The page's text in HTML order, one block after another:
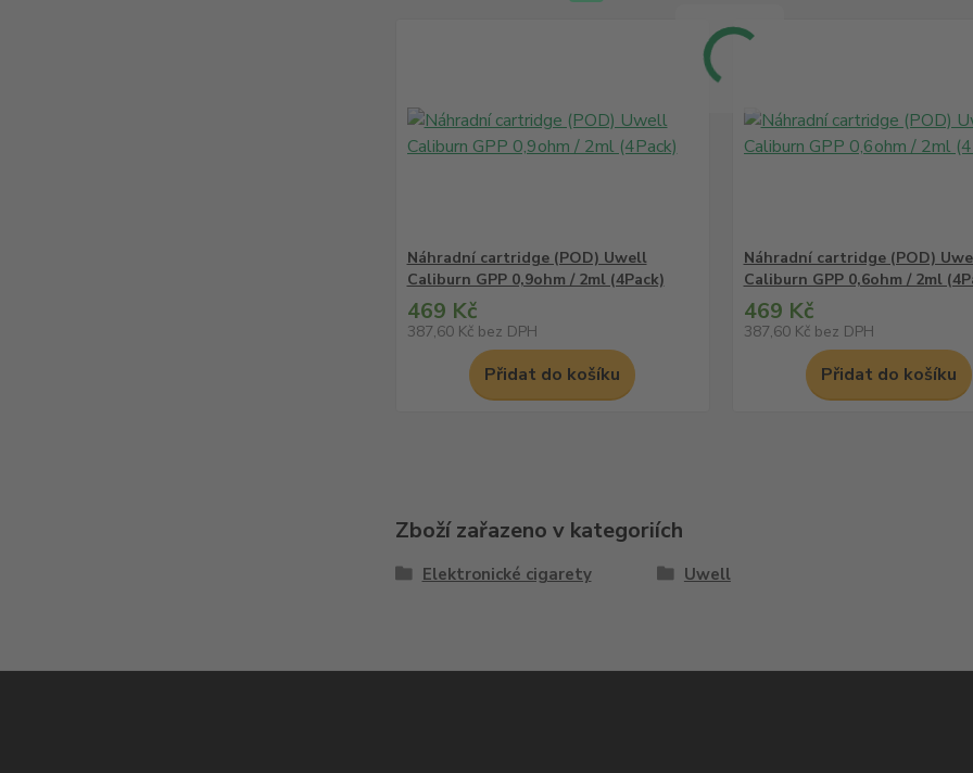
Náhradní cartridge (POD) Uwell
Caliburn GPP 0,9ohm / 2ml (4Pack)
469 Kč
387,60 Kč bez DPH
Přidat do košíku
Náhradní cartridge (POD)
Caliburn GPP 0,6ohm / 2ml
469 Kč
387,60 Kč bez DPH
Přidat do košíku
Zboží zařazeno v kategoriích
Elektronické cigarety Uwell